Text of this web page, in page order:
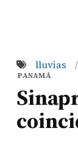
lluvias /
PANAMÁ